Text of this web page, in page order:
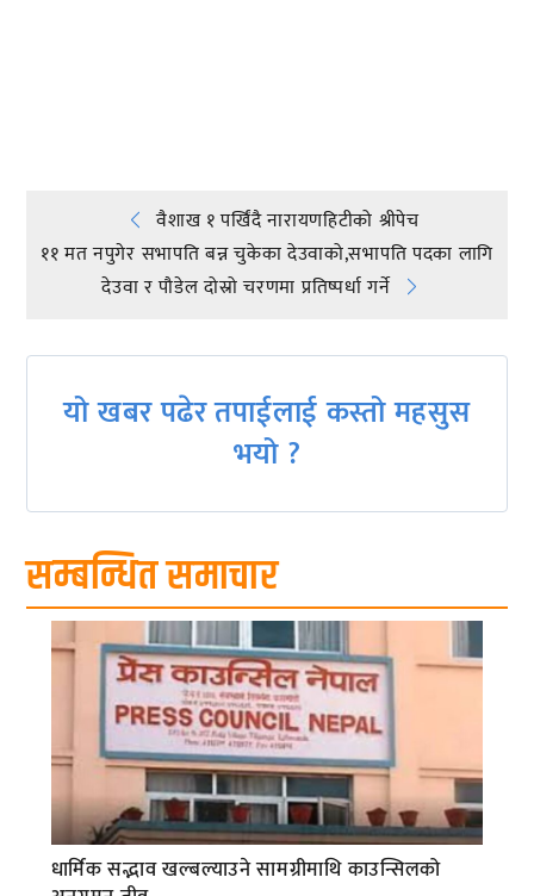
Post
navigation
वैशाख १ पर्खिंदै नारायणहिटीको श्रीपेच
११ मत नपुगेर सभापति बन्न चुकेका देउवाको,सभापति पदका लागि
देउवा र पौडेल दोस्रो चरणमा प्रतिष्पर्धा गर्ने
यो खबर पढेर तपाईलाई कस्तो महसुस
भयो ?
सम्बन्धित समाचार
धार्मिक सद्भाव खल्बल्याउने सामग्रीमाथि काउन्सिलको